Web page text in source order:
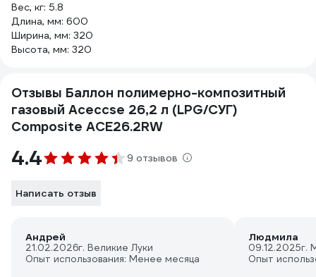
Вес, кг: 5.8
Длина, мм: 600
Ширина, мм: 320
Высота, мм: 320
Отзывы Баллон полимерно-композитный
газовый Aceccse 26,2 л (LPG/СУГ)
Composite ACE26.2RW
4.4 9 отзывов
Написать отзыв
Андрей
21.02.2026г. Великие Луки
Опыт использования: Менее месяца
Людмила
09.12.2025г.
Опыт